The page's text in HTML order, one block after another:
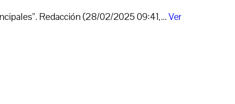
Redacción (28/02/2025 09:41,...Ver